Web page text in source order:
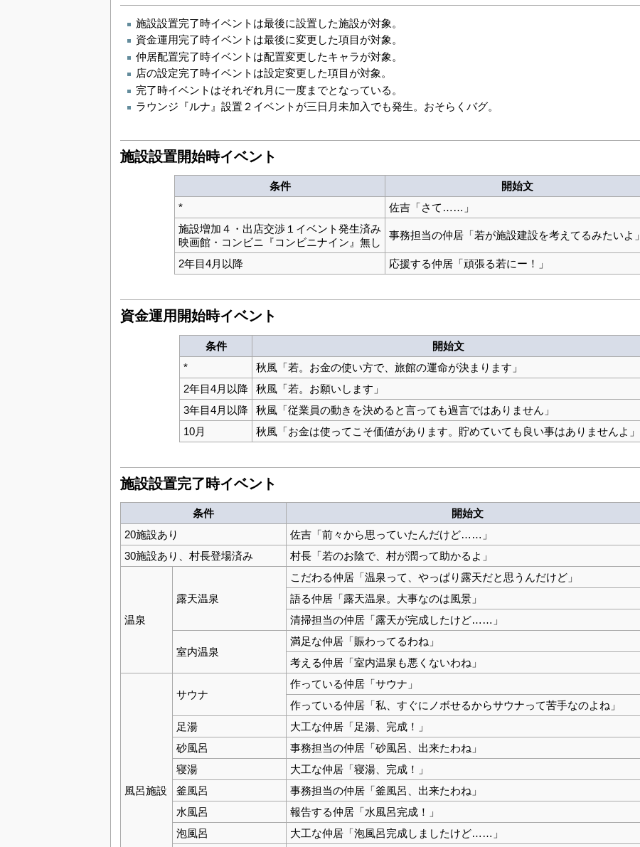
施設設置完了時イベントは最後に設置した施設が対象。
資金運用完了時イベントは最後に変更した項目が対象。
仲居配置完了時イベントは配置変更したキャラが対象。
店の設定完了時イベントは設定変更した項目が対象。
完了時イベントはそれぞれ月に一度までとなっている。
ラウンジ『ルナ』設置２イベントが三日月未加入でも発生。おそらくバグ。
施設設置開始時イベント
条件 開始文
*
佐吉「さて……」
施設増加４・出店交渉１イベント発生済み
映画館・コンビニ『コンビニナイン』無し
事務担当の仲居「若が施設建設を考えてるみたいよ」
2年目4月以降 応援する仲居「頑張る若にー！」
資金運用開始時イベント
条件 開始文
*
秋風「若。お金の使い方で、旅館の運命が決まります」
2年目4月以降
秋風「若。お願いします」
3年目4月以降
秋風「従業員の動きを決めると言っても過言ではありません」
10月
秋風「お金は使ってこそ価値があります。貯めていても良い事はありませんよ」
施設設置完了時イベント
条件 開始文
20施設あり
佐吉「前々から思っていたんだけど……」
30施設あり、村長登場済み
村長「若のお陰で、村が潤って助かるよ」
温泉
露天温泉
こだわる仲居「温泉って、やっぱり露天だと思うんだけど」
語る仲居「露天温泉。大事なのは風景」
清掃担当の仲居「露天が完成したけど……」
室内温泉
満足な仲居「賑わってるわね」
考える仲居「室内温泉も悪くないわね」
風呂施設
サウナ
作っている仲居「サウナ」
作っている仲居「私、すぐにノボせるからサウナって苦手なのよね」
足湯
大工な仲居「足湯、完成！」
砂風呂
事務担当の仲居「砂風呂、出来たわね」
寝湯
大工な仲居「寝湯、完成！」
釜風呂
事務担当の仲居「釜風呂、出来たわね」
水風呂
報告する仲居「水風呂完成！」
泡風呂
大工な仲居「泡風呂完成しましたけど……」